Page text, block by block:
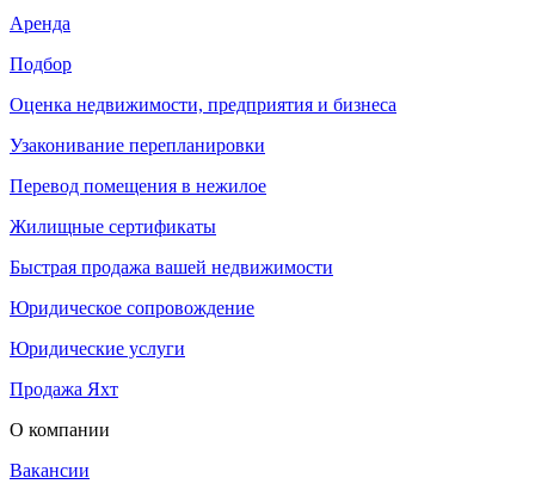
Аренда
Подбор
Оценка недвижимости, предприятия и бизнеса
Узаконивание перепланировки
Перевод помещения в нежилое
Жилищные сертификаты
Быстрая продажа вашей недвижимости
Юридическое сопровождение
Юридические услуги
Продажа Яхт
О компании
Вакансии